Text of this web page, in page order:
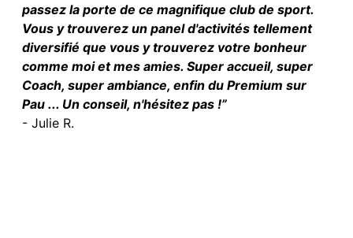
passez la porte de ce magnifique club de sport.
Vous y trouverez un panel d'activités tellement
diversifié que vous y trouverez votre bonheur
comme moi et mes amies. Super accueil, super
Coach, super ambiance, enfin du Premium sur
Pau ... Un conseil, n'hésitez pas !”
- Julie R.